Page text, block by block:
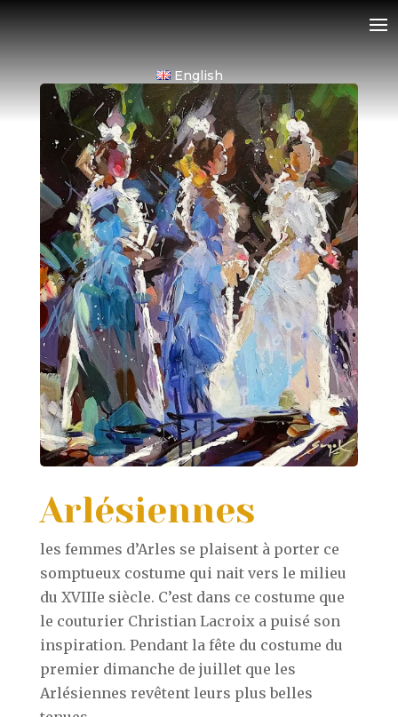
English
Arlésiennes
les femmes d’Arles se plaisent à porter ce
somptueux costume qui nait vers le milieu
du XVIIIe siècle. C’est dans ce costume que
le couturier Christian Lacroix a puisé son
inspiration. Pendant la fête du costume du
premier dimanche de juillet que les
Arlésiennes revêtent leurs plus belles